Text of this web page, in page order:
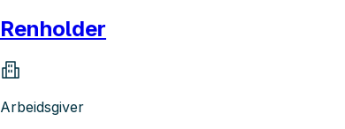
Renholder
Arbeidsgiver